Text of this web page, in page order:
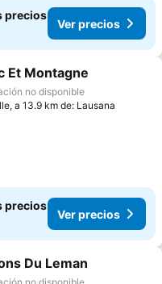
precios
Ver precios
a favoritos
Et Montagne
no disponible
a 13.9 km de: Lausana
precios
Ver precios
a favoritos
Du Leman
no disponible